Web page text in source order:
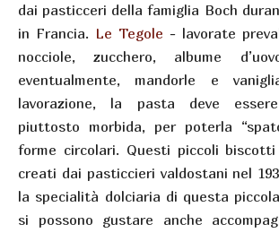
dai pasticceri della famiglia Boch
in Francia. Le Tegole - lavorate
nocciole, zucchero, albume
eventualmente, mandorle e
lavorazione, la pasta deve
piuttosto morbida, per poterla
forme circolari. Questi piccoli
creati dai pasticcieri valdostani nel
la specialità dolciaria di questa
si possono gustare anche